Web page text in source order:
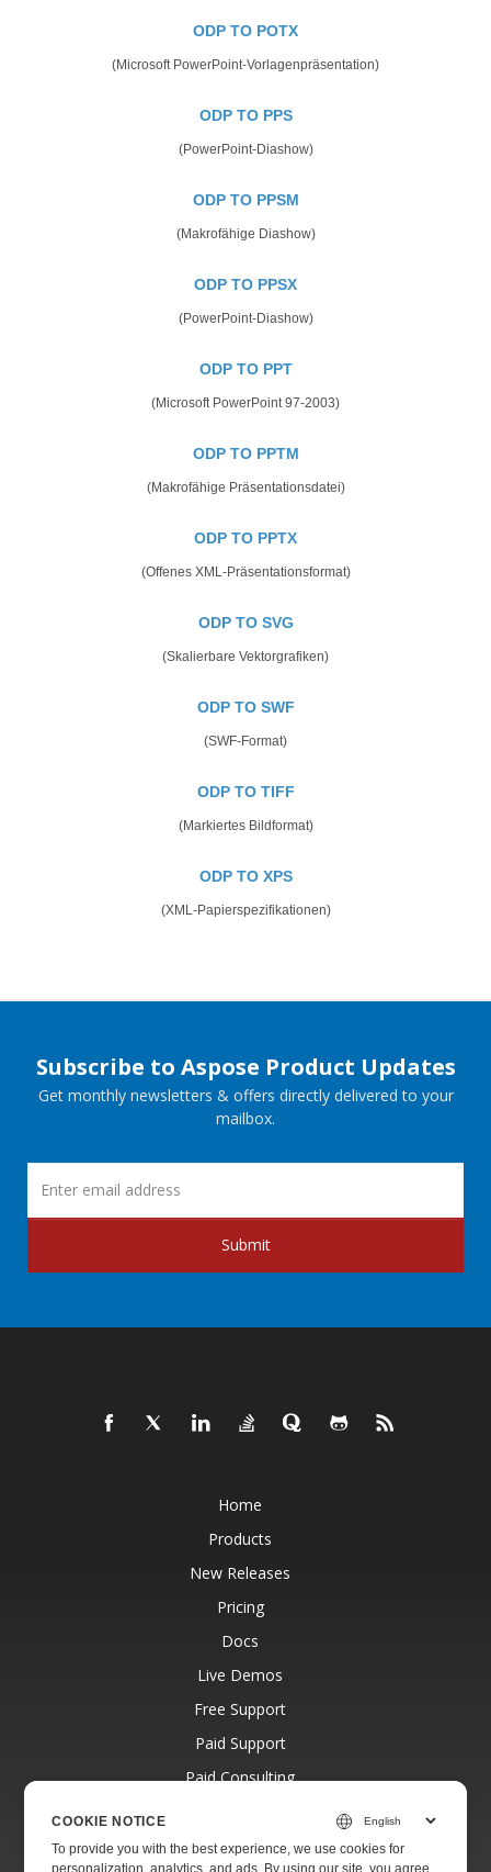
ODP TO POTX
(Microsoft PowerPoint-Vorlagenpräsentation)
ODP TO PPS
(PowerPoint-Diashow)
ODP TO PPSM
(Makrofähige Diashow)
ODP TO PPSX
(PowerPoint-Diashow)
ODP TO PPT
(Microsoft PowerPoint 97-2003)
ODP TO PPTM
(Makrofähige Präsentationsdatei)
ODP TO PPTX
(Offenes XML-Präsentationsformat)
ODP TO SVG
(Skalierbare Vektorgrafiken)
ODP TO SWF
(SWF-Format)
ODP TO TIFF
(Markiertes Bildformat)
ODP TO XPS
(XML-Papierspezifikationen)
Subscribe to Aspose Product Updates
Get monthly newsletters & offers directly delivered to your
mailbox.
Submit
Home
Products
New Releases
Pricing
Docs
Live Demos
Free Support
Paid Support
Paid Consulting
Websites
COOKIE NOTICE
To provide you with the best experience, we use cookies for
personalization, analytics, and ads. By using our site, you agree